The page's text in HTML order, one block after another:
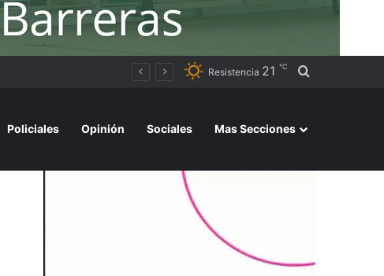
Resistencia 21 ℃ Buscar por
Policiales Opinión Sociales Mas Secciones